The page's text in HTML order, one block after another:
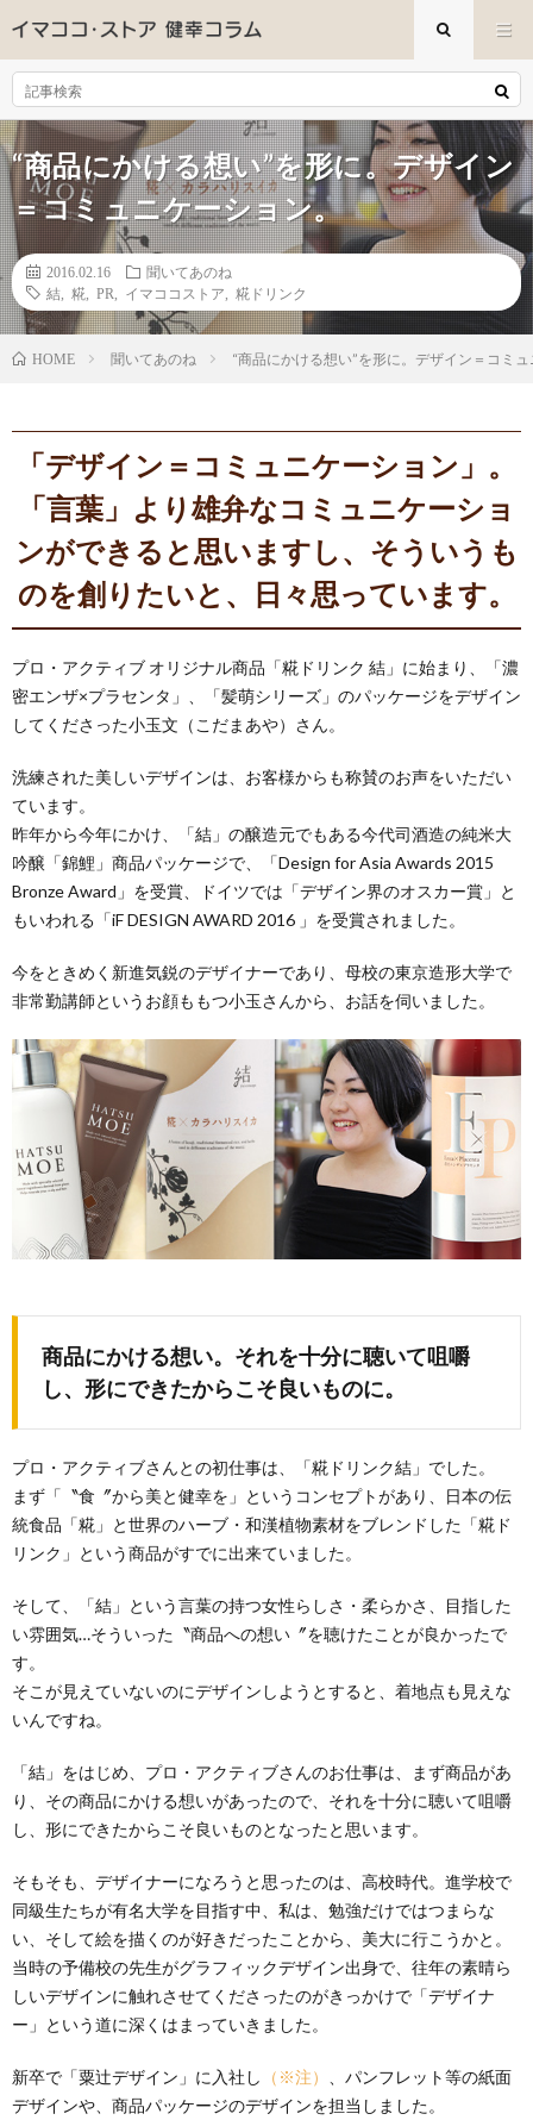
“商品にかける想い”を形に。デザイン
＝コミュニケーション。
2016.02.16
聞いてあのね
結
糀 PR イマココストア 糀ドリンク
HOME 聞いてあのね “商品にかける想い”を形に。デザイン＝コミ
「デザイン＝コミュニケーション」。
「言葉」より雄弁なコミュニケーショ
ンができると思いますし、そういうも
のを創りたいと、日々思っています。
プロ・アクティブ オリジナル商品「糀ドリンク 結」に始まり、「濃
密エンザ×プラセンタ」、「髪萌シリーズ」のパッケージをデザイン
してくださった小玉文（こだまあや）さん。
洗練された美しいデザインは、お客様からも称賛のお声をいただい
ています。
昨年から今年にかけ、「結」の醸造元でもある今代司酒造の純米大
吟醸「錦鯉」商品パッケージで、「Design for Asia Awards 2015
Bronze Award」を受賞、ドイツでは「デザイン界のオスカー賞」と
もいわれる「iF DESIGN AWARD 2016 」を受賞されました。
今をときめく新進気鋭のデザイナーであり、母校の東京造形大学で
非常勤講師というお顔ももつ小玉さんから、お話を伺いました。
商品にかける想い。それを十分に聴いて咀嚼
し、形にできたからこそ良いものに。
プロ・アクティブさんとの初仕事は、「糀ドリンク結」でした。
まず「〝食〞から美と健幸を」というコンセプトがあり、日本の伝
統食品「糀」と世界のハーブ・和漢植物素材をブレンドした「糀ド
リンク」という商品がすでに出来ていました。
そして、「結」という言葉の持つ女性らしさ・柔らかさ、目指した
い雰囲気…そういった〝商品への想い〞を聴けたことが良かったで
す。
そこが見えていないのにデザインしようとすると、着地点も見えな
いんですね。
「結」をはじめ、プロ・アクティブさんのお仕事は、まず商品があ
り、その商品にかける想いがあったので、それを十分に聴いて咀嚼
し、形にできたからこそ良いものとなったと思います。
そもそも、デザイナーになろうと思ったのは、高校時代。進学校で
同級生たちが有名大学を目指す中、私は、勉強だけではつまらな
い、そして絵を描くのが好きだったことから、美大に行こうかと。
当時の予備校の先生がグラフィックデザイン出身で、往年の素晴ら
しいデザインに触れさせてくださったのがきっかけで「デザイナ
ー」という道に深くはまっていきました。
新卒で「粟辻デザイン」に入社し （※注） 、パンフレット等の紙面
デザインや、商品パッケージのデザインを担当しました。